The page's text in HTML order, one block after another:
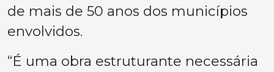
de mais de 50 anos dos municípios
envolvidos.
“É uma obra estruturante necessária